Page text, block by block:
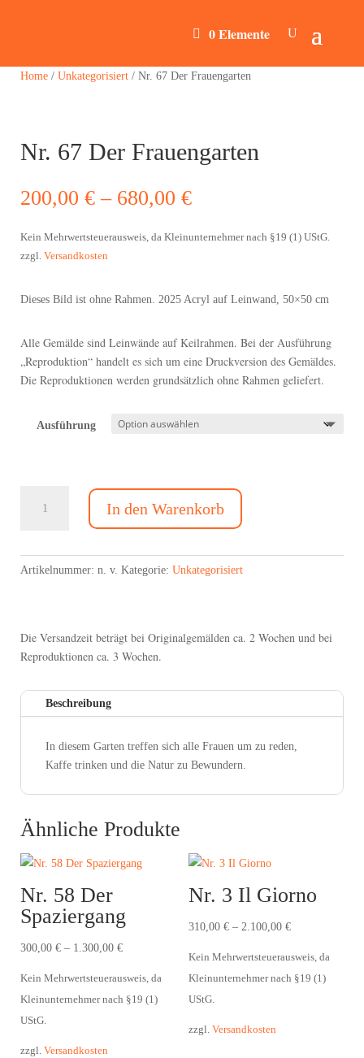
0 Elemente
Home / Unkategorisiert / Nr. 67 Der Frauengarten
Nr. 67 Der Frauengarten
200,00 € – 680,00 €
Kein Mehrwertsteuerausweis, da Kleinunternehmer nach §19 (1) UStG.
zzgl. Versandkosten
Dieses Bild ist ohne Rahmen. 2025 Acryl auf Leinwand, 50×50 cm
Alle Gemälde sind Leinwände auf Keilrahmen. Bei der Ausführung
„Reproduktion“ handelt es sich um eine Druckversion des Gemäldes.
Die Reproduktionen werden grundsätzlich ohne Rahmen geliefert.
Ausführung
Menge
In den Warenkorb
Artikelnummer: n. v. Kategorie: Unkategorisiert
Die Versandzeit beträgt bei Originalgemälden ca. 2 Wochen und bei
Reproduktionen ca. 3 Wochen.
Beschreibung
In diesem Garten treffen sich alle Frauen um zu reden,
Kaffe trinken und die Natur zu Bewundern.
Ähnliche Produkte
Nr. 58 Der
Spaziergang
300,00 € – 1.300,00 €
Kein Mehrwertsteuerausweis, da
Kleinunternehmer nach §19 (1)
UStG.
zzgl. Versandkosten
Nr. 3 Il Giorno
310,00 €– 2.100,00 €
Kein Mehrwertsteuerausweis, da
Kleinunternehmer nach §19 (1)
UStG.
zzgl. Versandkosten